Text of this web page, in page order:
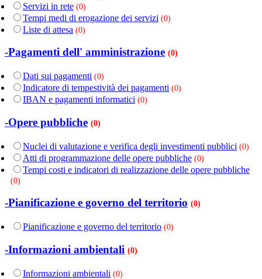
Servizi in rete (0)
Tempi medi di erogazione dei servizi (0)
Liste di attesa (0)
-Pagamenti dell' amministrazione (0)
Dati sui pagamenti (0)
Indicatore di tempestività dei pagamenti (0)
IBAN e pagamenti informatici (0)
-Opere pubbliche (0)
Nuclei di valutazione e verifica degli investimenti pubblici (0)
Atti di programmazione delle opere pubbliche (0)
Tempi costi e indicatori di realizzazione delle opere pubbliche
(0)
-Pianificazione e governo del territorio (0)
Pianificazione e governo del territorio (0)
-Informazioni ambientali (0)
Informazioni ambientali (0)